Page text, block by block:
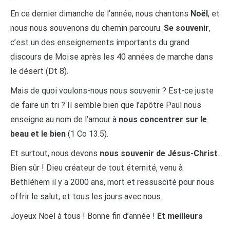
En ce dernier dimanche de l’année, nous chantons Noël , et
nous nous souvenons du chemin parcouru. Se souvenir,
c’est un des enseignements importants du grand
discours de Moïse après les 40 années de marche dans
le désert (Dt 8).
Mais de quoi voulons-nous nous souvenir ? Est-ce juste
de faire un tri ? Il semble bien que l’apôtre Paul nous
enseigne au nom de l’amour à nous concentrer sur le
beau et le bien (1 Co 13.5).
Et surtout, nous devons nous souvenir de Jésus-Christ.
Bien sûr ! Dieu créateur de tout éternité, venu à
Bethléhem il y a 2000 ans, mort et ressuscité pour nous
offrir le salut, et tous les jours avec nous.
Joyeux Noël à tous ! Bonne fin d’année ! Et meilleurs